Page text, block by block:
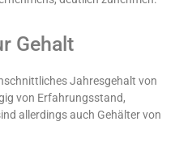
Gehalt
Jahresgehalt von
von Erfahrungsstand,
allerdings auch Gehälter von